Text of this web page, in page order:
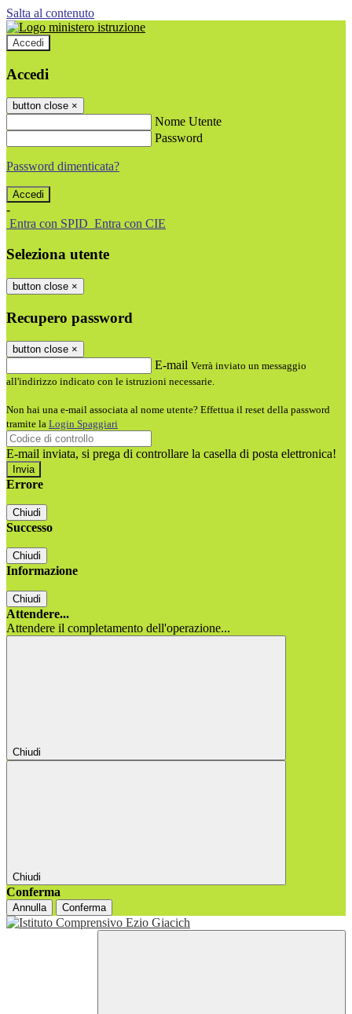
Salta al contenuto
Accedi
Accedi
button close ×
Nome Utente
Password
Password dimenticata?
-
Entra con SPID Entra con CIE
Seleziona utente
button close ×
Recupero password
button close ×
E-mail Verrà inviato un messaggio
all'indirizzo indicato con le istruzioni necessarie.
Non hai una e-mail associata al nome utente? Effettua il reset della password
tramite la Login Spaggiari
E-mail inviata, si prega di controllare la casella di posta elettronica!
Errore
Chiudi
Successo
Chiudi
Informazione
Chiudi
Attendere...
Attendere il completamento dell'operazione...
Chiudi
Chiudi
Conferma
Annulla Conferma